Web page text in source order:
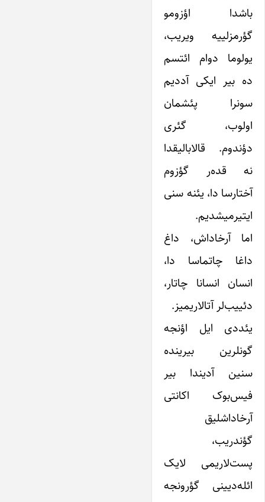
باشدا اؤزومو
گؤرمزلییه ویریب،
یولوما دوام ائتسم
ده بیر ایکی آددیم
سونرا پئشمان
اولوب، گئری
دؤندوم. قالابالیقدا
نه قده‌ر گؤزوم
آختارسا دا، یئنه سنی
ایتیرمیشدیم.
اما آرخاداش، داغ
داغا چاتماسا دا،
انسان انسانا چاتار،
دئییب‌لر آتالاریمیز.
یئددی ایل اؤنجه
گونلرین بیرینده
سنین آدیندا بیر
فیس‌بوک اکانتی
آرخاداشلیق
گؤندریب،
پست‌لاریمی لایک
ائله‌دیینی گؤرونجه